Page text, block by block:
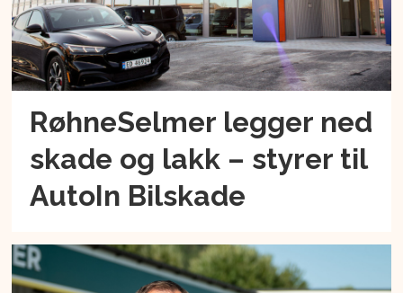
RøhneSelmer legger ned
skade og lakk – styrer til
AutoIn Bilskade